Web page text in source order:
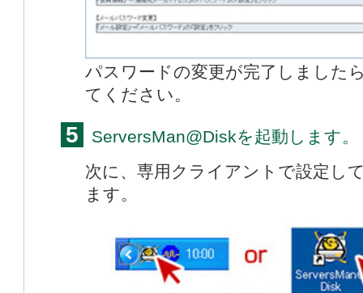
パスワードの変更が完了しました
てください。
5
ServersMan@Diskを起動します。
次に、専用クライアントで設定し
ます。